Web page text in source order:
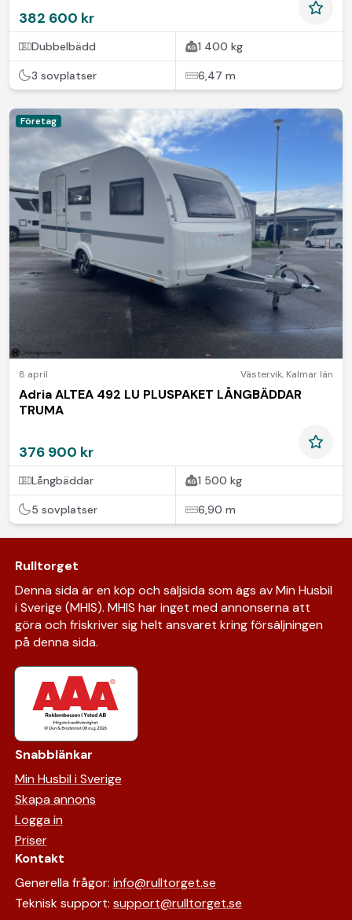
382 600 kr
Dubbelbädd 1 400 kg
3 sovplatser 6,47 m
Företag
8 april Västervik, Kalmar län
Adria ALTEA 492 LU PLUSPAKET LÅNGBÄDDAR
TRUMA
376 900 kr
Långbäddar 1 500 kg
5 sovplatser 6,90 m
Rulltorget
Denna sida är en köp och säljsida som ägs av Min Husbil
i Sverige (MHIS). MHIS har inget med annonserna att
göra och friskriver sig helt ansvaret kring försäljningen
på denna sida.
Snabblänkar
Min Husbil i Sverige
Skapa annons
Logga in
Priser
Kontakt
Generella frågor: info@rulltorget.se
Teknisk support: support@rulltorget.se